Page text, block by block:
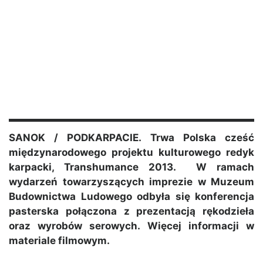
SANOK / PODKARPACIE. Trwa Polska cześć
międzynarodowego projektu kulturowego redyk
karpacki, Transhumance 2013. W ramach
wydarzeń towarzyszących imprezie w Muzeum
Budownictwa Ludowego odbyła się konferencja
pasterska połączona z prezentacją rękodzieła
oraz wyrobów serowych. Więcej informacji w
materiale filmowym.